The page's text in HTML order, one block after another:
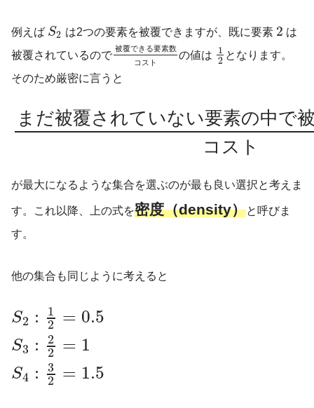
例えば S2 は2つの要素を被覆できますが、既に要素 2 は
被覆されているので
被覆でき る要素数
コ ス ト
の値は
1
2
となります。
そのため厳密に言うと
ま だ被覆されて いない要素の中で
コ ス ト
が最大になるような集合を選ぶのが最も良い選択と考えま
す。これ以降、上の式を密度（density）と呼びま
す。
他の集合も同じように考えると
S2 :
1
2
= 0.5
S3 :
2
2
= 1
S4 :
3
2
= 1.5